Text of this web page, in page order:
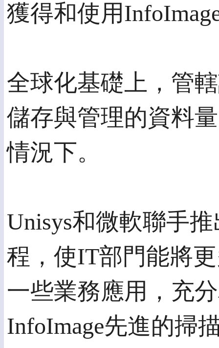
獲得和使用
全球化基礎上，管
儲存與管理的資料
情況下。
Unisys和微軟聯手
程，使IT部門能將
一些業務應用，充
InfoImage先進的掃